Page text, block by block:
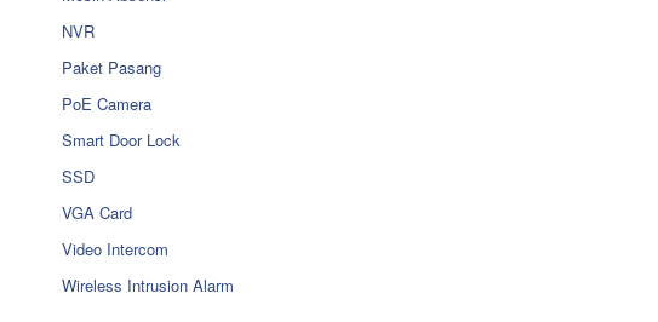
NVR
Paket Pasang
PoE Camera
Smart Door Lock
SSD
VGA Card
Video Intercom
Wireless Intrusion Alarm